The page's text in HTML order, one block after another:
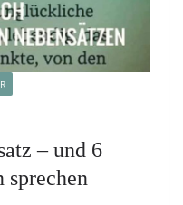
– und 6
sprechen